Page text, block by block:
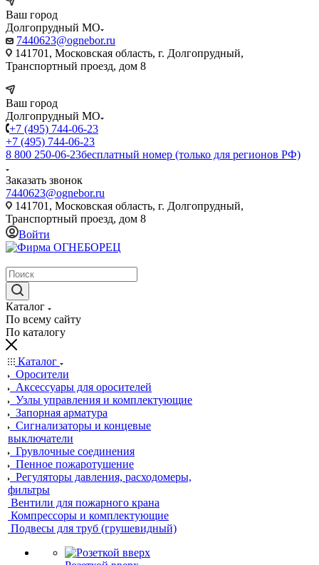
Ваш город
Долгопрудный МО
7440623@ognebor.ru
141701, Московская область, г. Долгопрудный,
Транспортный проезд, дом 8
Ваш город
Долгопрудный МО
+7 (495) 744-06-23
+7 (495) 744-06-23
8 800 250-06-23бесплатный номер (только для регионов РФ)
Заказать звонок
7440623@ognebor.ru
141701, Московская область, г. Долгопрудный,
Транспортный проезд, дом 8
Войти
Каталог
По всему сайту
По каталогу
Каталог
Оросители
Аксессуары для оросителей
Узлы управления и комплектующие
Запорная арматура
Сигнализаторы и концевые
выключатели
Грувлочные соединения
Пенное пожаротушение
Регуляторы давления, расходомеры,
фильтры
Вентили для пожарного крана
Компрессоры и комплектующие
Подвесы для труб (грушевидный)